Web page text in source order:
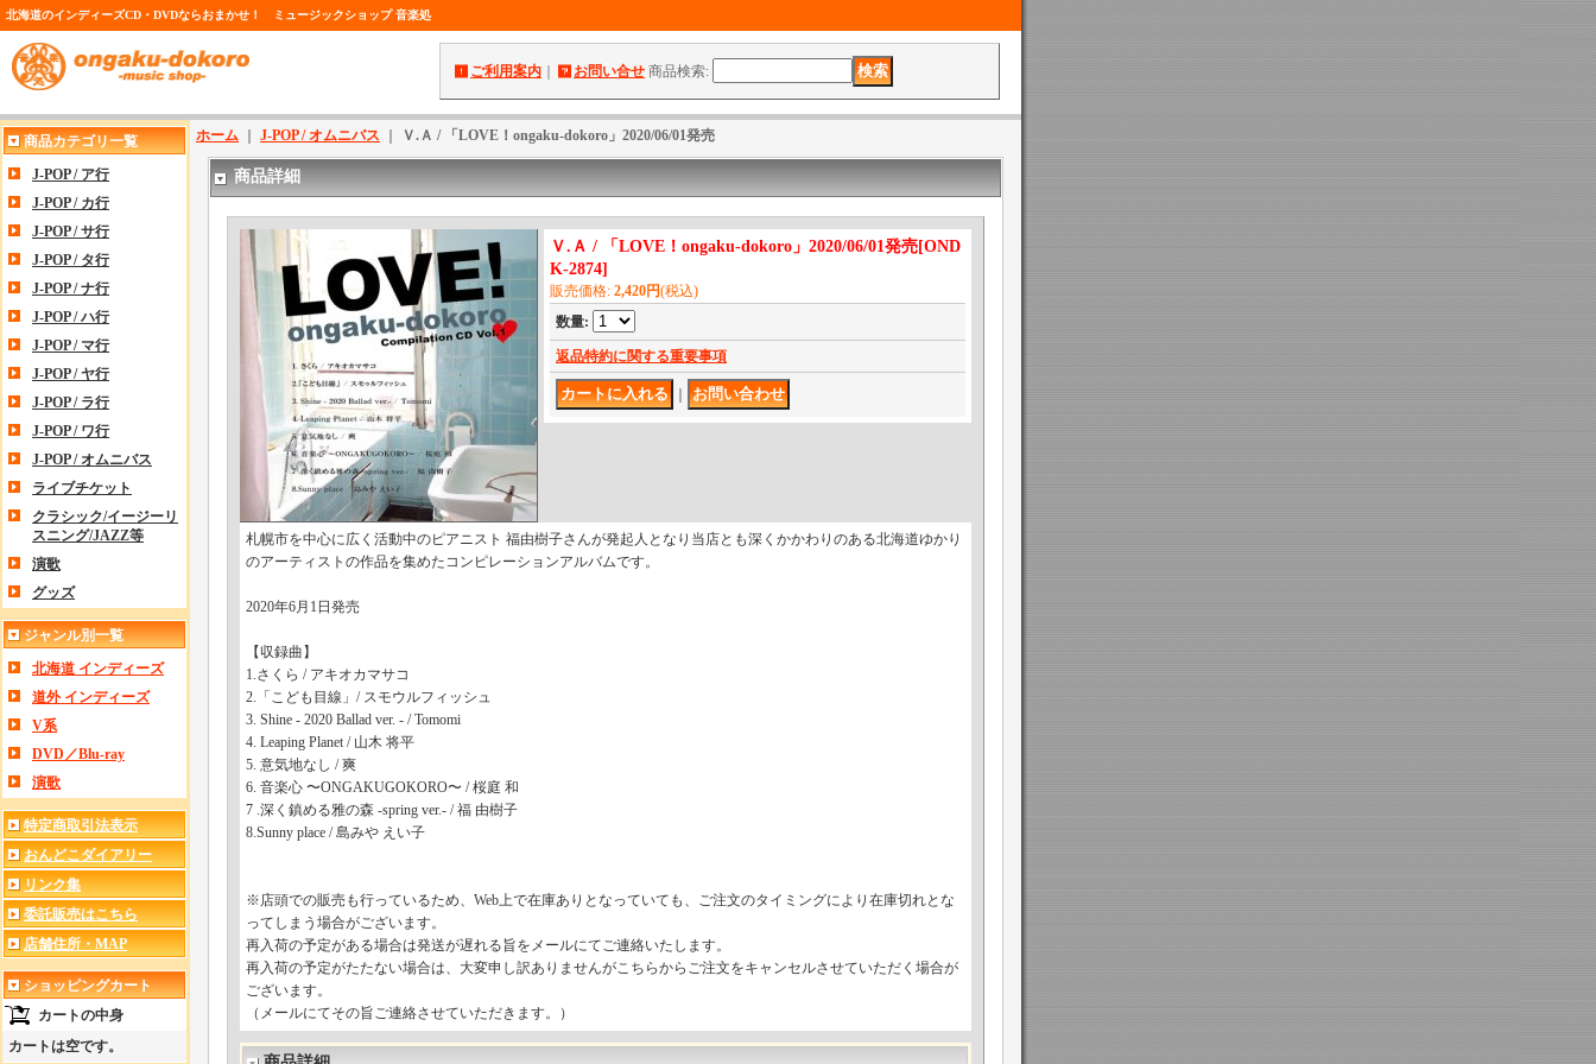
北海道のインディーズCD・DVDならおまかせ！ ミュージックショップ 音楽処
ご利用案内 お問い合せ 商品検索:
商品カテゴリ一覧
J-POP / ア行
J-POP / カ行
J-POP / サ行
J-POP / タ行
J-POP / ナ行
J-POP / ハ行
J-POP / マ行
J-POP / ヤ行
J-POP / ラ行
J-POP / ワ行
J-POP / オムニバス
ライブチケット
クラシック/イージーリ
スニング/JAZZ等
演歌
グッズ
ジャンル別一覧
北海道 インディーズ
道外 インディーズ
V系
DVD／Blu-ray
演歌
特定商取引法表示
おんどこダイアリー
リンク集
委託販売はこちら
店舗住所・MAP
ショッピングカート
カートの中身
カートは空です。
ホーム J-POP / オムニバス Ｖ.Ａ / 「LOVE！ongaku-dokoro」2020/06/01発売
商品詳細
Ｖ.Ａ / 「LOVE！ongaku-dokoro」2020/06/01発売[OND
K-2874]
販売価格: 2,420円(税込)
数量:
返品特約に関する重要事項
札幌市を中心に広く活動中のピアニスト 福由樹子さんが発起人となり当店とも深くかかわりのある北海道ゆかり
のアーティストの作品を集めたコンピレーションアルバムです。
2020年6月1日発売
【収録曲】
1.さくら / アキオカマサコ
2.「こども目線」/ スモウルフィッシュ
3. Shine - 2020 Ballad ver. - / Tomomi
4. Leaping Planet / 山木 将平
5. 意気地なし / 爽
6. 音楽心 〜ONGAKUGOKORO〜 / 桜庭 和
7 .深く鎮める雅の森 -spring ver.- / 福 由樹子
8.Sunny place / 島みや えい子
※店頭での販売も行っているため、Web上で在庫ありとなっていても、ご注文のタイミングにより在庫切れとな
ってしまう場合がございます。
再入荷の予定がある場合は発送が遅れる旨をメールにてご連絡いたします。
再入荷の予定がたたない場合は、大変申し訳ありませんがこちらからご注文をキャンセルさせていただく場合が
ございます。
（メールにてその旨ご連絡させていただきます。）